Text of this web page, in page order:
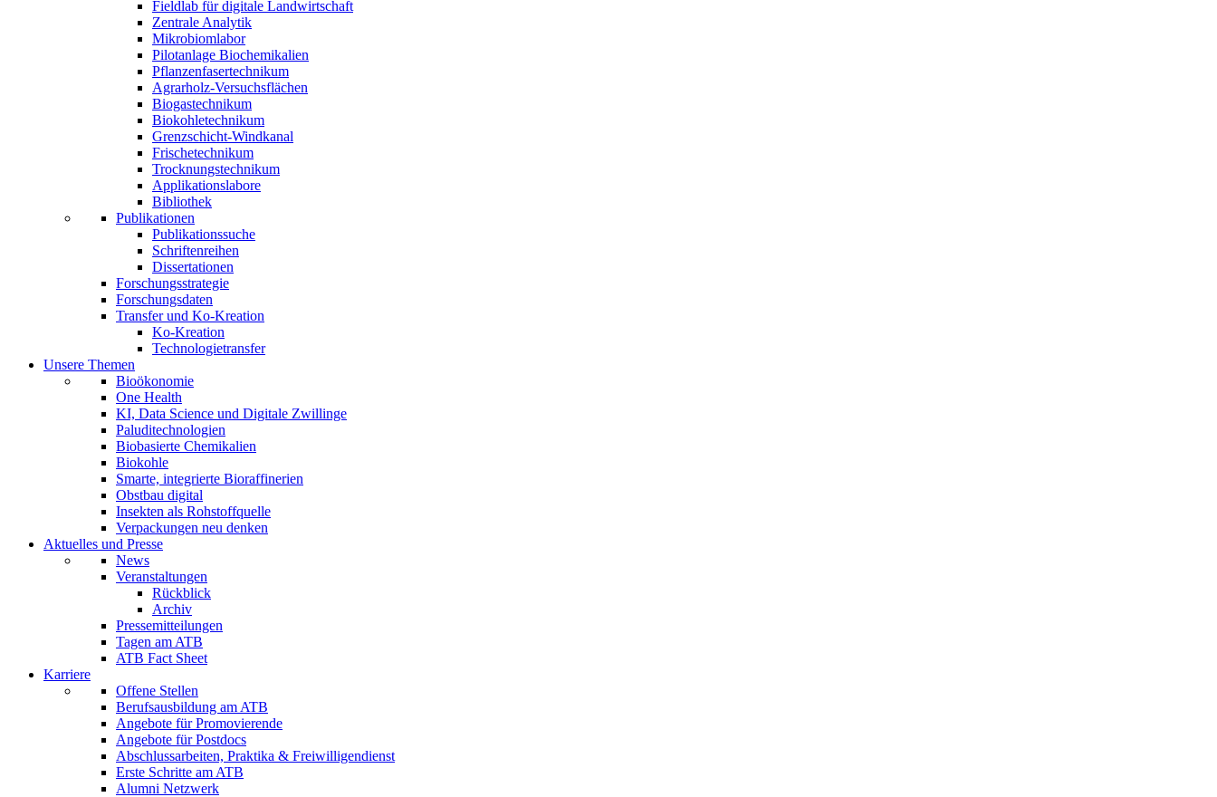
Fieldlab für digitale Landwirtschaft
Zentrale Analytik
Mikrobiomlabor
Pilotanlage Biochemikalien
Pflanzenfasertechnikum
Agrarholz-Versuchsflächen
Biogastechnikum
Biokohletechnikum
Grenzschicht-Windkanal
Frischetechnikum
Trocknungstechnikum
Applikationslabore
Bibliothek
Publikationen
Publikationssuche
Schriftenreihen
Dissertationen
Forschungsstrategie
Forschungsdaten
Transfer und Ko-Kreation
Ko-Kreation
Technologietransfer
Unsere Themen
Bioökonomie
One Health
KI, Data Science und Digitale Zwillinge
Paluditechnologien
Biobasierte Chemikalien
Biokohle
Smarte, integrierte Bioraffinerien
Obstbau digital
Insekten als Rohstoffquelle
Verpackungen neu denken
Aktuelles und Presse
News
Veranstaltungen
Rückblick
Archiv
Pressemitteilungen
Tagen am ATB
ATB Fact Sheet
Karriere
Offene Stellen
Berufsausbildung am ATB
Angebote für Promovierende
Angebote für Postdocs
Abschlussarbeiten, Praktika & Freiwilligendienst
Erste Schritte am ATB
Alumni Netzwerk